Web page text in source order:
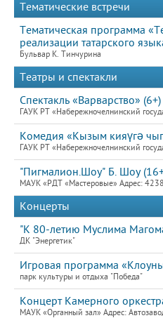
Тематические встречи
Тематическая программа
реализации татарского
Бульвар К. Тинчурина
Театры и спектакли
Спектакль «Варварство» (6+)
ГАУК РТ «Набережночелнинский
Комедия «Кызым кияүгә
ГАУК РТ «Набережночелнинский
"Пигмалион.Шоу" Б. Шоу
МАУК «РДТ «Мастеровые» Адрес:
Концерты
"К 80-летию Муслима
ДК "Энергетик"
Игровая программа
парк культуры и отдыха "Победа"
Концерт Камерного
МАУК «Органный зал» Адрес: